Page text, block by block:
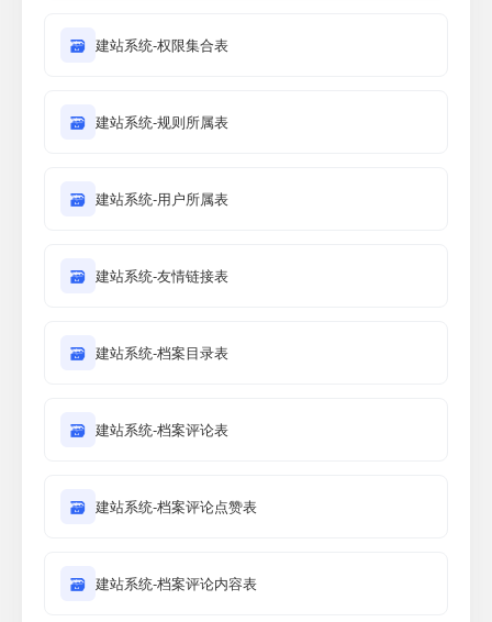
🗃 建站系统-权限集合表
🗃 建站系统-规则所属表
🗃 建站系统-用户所属表
🗃 建站系统-友情链接表
🗃 建站系统-档案目录表
🗃 建站系统-档案评论表
🗃 建站系统-档案评论点赞表
🗃 建站系统-档案评论内容表